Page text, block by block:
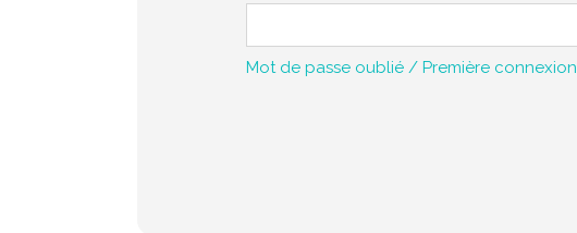
Mot de passe oublié / Première connexion